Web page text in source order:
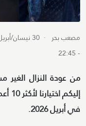
مصعب بحر
- 22:45
من عودة النزال
في أبريل 2026.